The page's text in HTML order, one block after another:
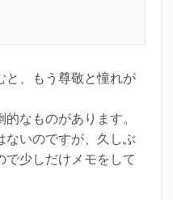
と、もう尊敬と憧れが
なものがあります。
ないのですが、久しぶ
で少しだけメモをして